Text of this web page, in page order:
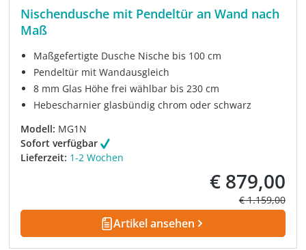
Nischendusche mit Pendeltür an Wand nach
Maß
Maßgefertigte Dusche Nische bis 100 cm
Pendeltür mit Wandausgleich
8 mm Glas Höhe frei wählbar bis 230 cm
Hebescharnier glasbündig chrom oder schwarz
Modell: MG1N
Sofort verfügbar
Lieferzeit: 1-2 Wochen
Verkaufspreis:
€ 879,00
Regulärer
€ 1.159,00
Artikel ansehen